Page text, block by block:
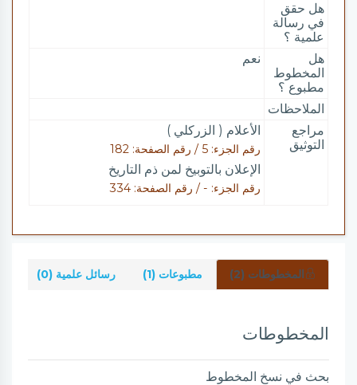
هل حقق
في رسالة
علمية ؟
هل
المخطوط
مطبوع ؟
نعم
الملاحظات
مراجع
التوثيق
الأعلام ( الزركلي )
رقم الجزء: 5 / رقم الصفحة: 182
الإعلان بالتوبيخ لمن ذم التاريخ
رقم الجزء: - / رقم الصفحة: 334
المخطوطات (2) مطبوعات (1) رسائل علمية (0)
المخطوطات
بحث في نسخ المخطوط